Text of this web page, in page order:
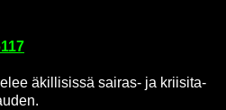
äkil­li­sis­sä sairas-​ ja krii­si­ta­